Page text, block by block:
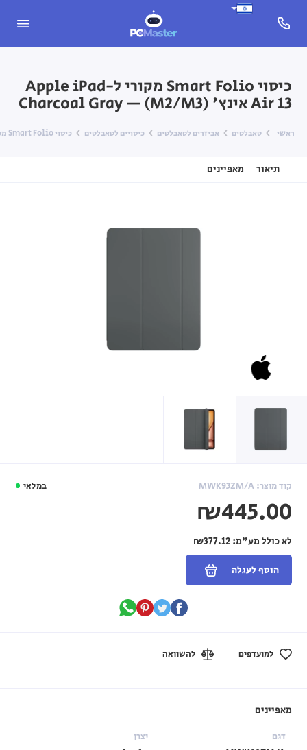
כיסוי Smart Folio מקורי ל-Apple iPad
Air 13 אינץ' (M2/M3) — Charcoal Gray
ראשי טאבלטים אביזרים לטאבלטים כיסויים לטאבלטים כיסוי Smart Folio מקורי ל-Apple iPad Air 13 אינץ' (M2/M3) — Charcoal Gray
תיאור מאפיינים
במלאי קוד מוצר: MWK93ZM/A
₪445.00
לא כולל מע"מ:₪377.12
הוסף לעגלה
למועדפים להשוואה
מאפיינים
דגם יצרן